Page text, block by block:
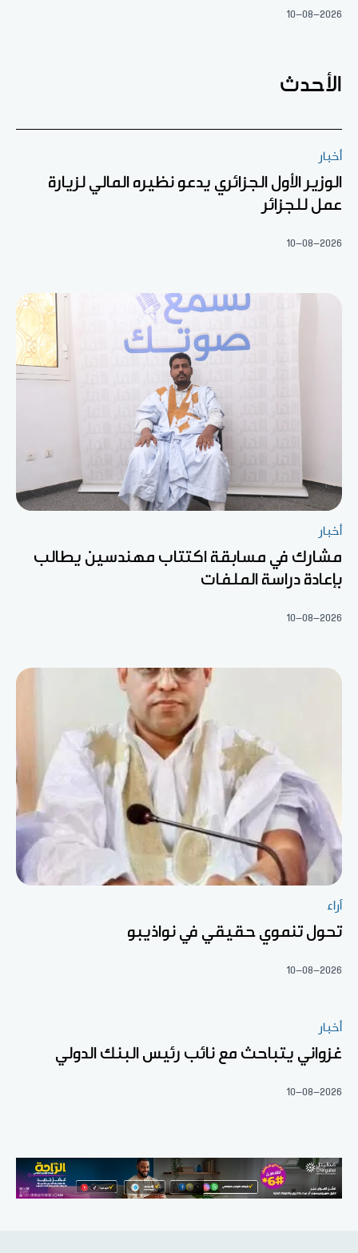
10-08-2026
الأحدث
أخبار
الوزير الأول الجزائري يدعو نظيره المالي لزيارة
عمل للجزائر
10-08-2026
أخبار
مشارك في مسابقة اكتتاب مهندسين يطالب
بإعادة دراسة الملفات
10-08-2026
آراء
تحول تنموي حقيقي في نواذيبو
10-08-2026
أخبار
غزواني يتباحث مع نائب رئيس البنك الدولي
10-08-2026